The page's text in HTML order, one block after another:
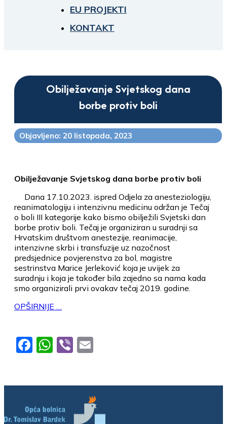
EU PROJEKTI
KONTAKT
Obilježavanje Svjetskog dana
borbe protiv boli
Objavljeno: 20 listopada, 2023
Obilježavanje Svjetskog dana borbe protiv boli
Dana 17.10.2023. ispred Odjela za anesteziologiju,
reanimatologiju i intenzivnu medicinu održan je Tečaj
o boli III kategorije kako bismo obilježili Svjetski dan
borbe protiv boli. Tečaj je organiziran u suradnji sa
Hrvatskim društvom anestezije, reanimacije,
intenzivne skrbi i transfuzije uz nazočnost
predsjednice povjerenstva za bol, magistre
sestrinstva Marice Jerleković koja je uvijek za
suradnju i koja je također bila zajedno sa nama kada
smo organizirali prvi ovakav tečaj 2019. godine.
OPŠIRNIJE …
Facebook
WhatsApp
Viber